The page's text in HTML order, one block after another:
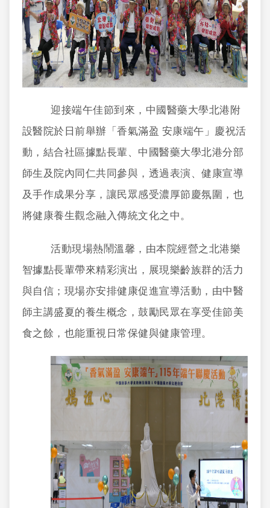
迎接端午佳節到來，中國醫藥大學北港附
設醫院於日前舉辦「香氣滿盈 安康端午」慶祝活
動，結合社區據點長輩、中國醫藥大學北港分部
師生及院內同仁共同參與，透過表演、健康宣導
及手作成果分享，讓民眾感受濃厚節慶氛圍，也
將健康養生觀念融入傳統文化之中。
活動現場熱鬧溫馨，由本院經營之北港樂
智據點長輩帶來精彩演出，展現樂齡族群的活力
與自信；現場亦安排健康促進宣導活動，由中醫
師主講盛夏的養生概念，鼓勵民眾在享受佳節美
食之餘，也能重視日常保健與健康管理。